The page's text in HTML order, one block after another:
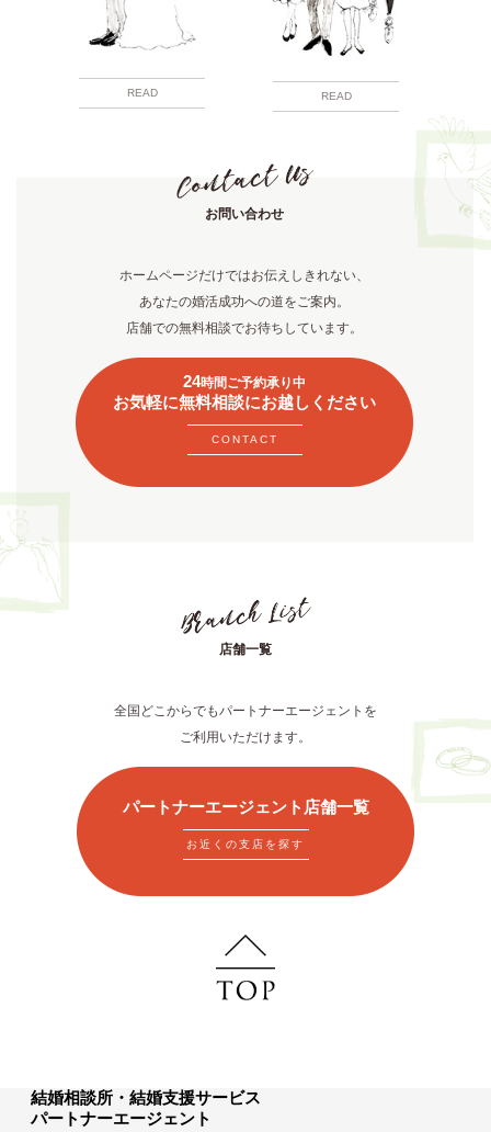
READ READ
お問い合わせ
ホームページだけではお伝えしきれない、
あなたの婚活成功への道をご案内。
店舗での無料相談でお待ちしています。
24時間ご予約承り中
お気軽に無料相談にお越しください
CONTACT
店舗一覧
全国どこからでもパートナーエージェントを
ご利用いただけます。
パートナーエージェント店舗一覧
お近くの支店を探す
結婚相談所・結婚支援サービス
パートナーエージェント